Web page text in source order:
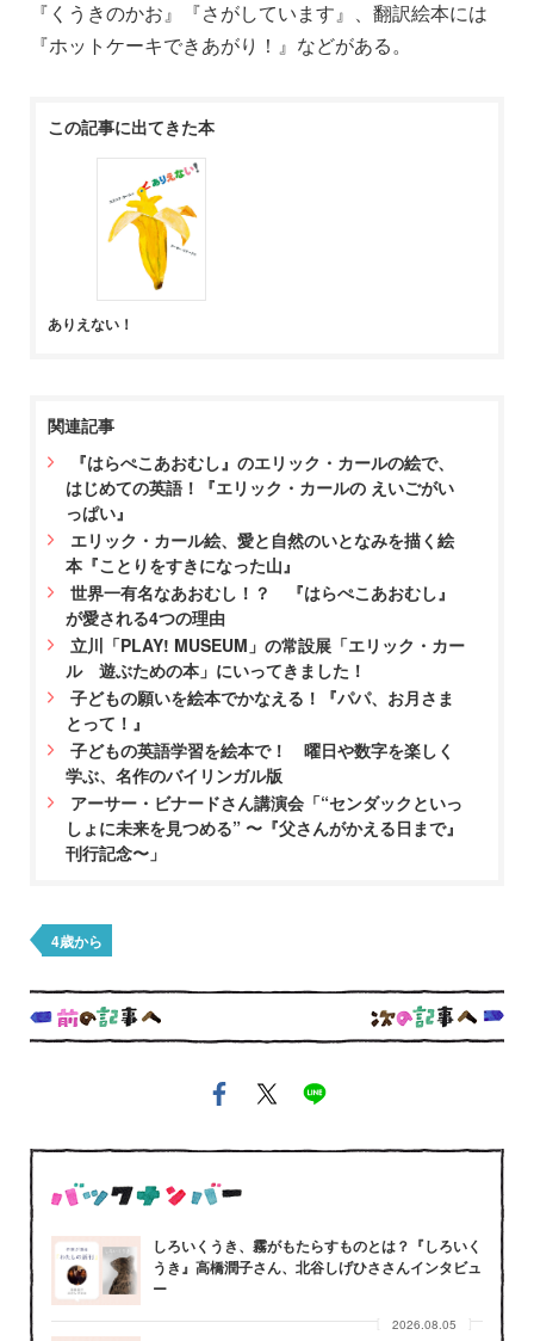
『くうきのかお』『さがしています』、翻訳絵本には
『ホットケーキできあがり！』などがある。
この記事に出てきた本
ありえない！
関連記事
『はらぺこあおむし』のエリック・カールの絵で、
はじめての英語！『エリック・カールの えいごがい
っぱい』
エリック・カール絵、愛と自然のいとなみを描く絵
本『ことりをすきになった山』
世界一有名なあおむし！？ 『はらぺこあおむし』
が愛される4つの理由
立川「PLAY! MUSEUM」の常設展「エリック・カー
ル 遊ぶための本」にいってきました！
子どもの願いを絵本でかなえる！『パパ、お月さま
とって！』
子どもの英語学習を絵本で！ 曜日や数字を楽しく
学ぶ、名作のバイリンガル版
アーサー・ビナードさん講演会「“センダックといっ
しょに未来を見つめる” 〜『父さんがかえる日まで』
刊行記念〜」
4歳から
しろいくうき、霧がもたらすものとは？『しろいく
うき』高橋潤子さん、北谷しげひささんインタビュ
ー
2026.08.05